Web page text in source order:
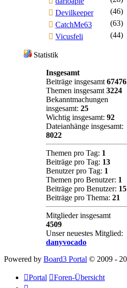
Devilkeeper
(46)
CatchMe63
(63)
Vicusfeli
(44)
Statistik
Insgesamt
Beiträge insgesamt 67476
Themen insgesamt 3224
Bekanntmachungen
insgesamt: 25
Wichtig insgesamt: 92
Dateianhänge insgesamt:
8022
Themen pro Tag: 1
Beiträge pro Tag: 13
Benutzer pro Tag: 1
Themen pro Benutzer: 1
Beiträge pro Benutzer: 15
Beiträge pro Thema: 21
Mitglieder insgesamt
4509
Unser neuestes Mitglied:
danyvocado
Powered by Board3 Portal © 2009 -
Portal Foren-Übersicht